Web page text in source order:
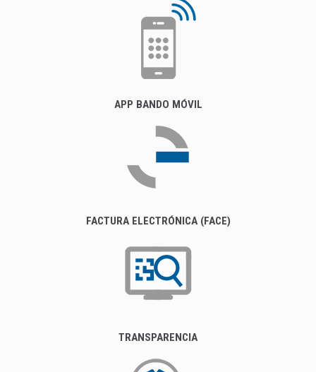
APP BANDO MÓVIL
FACTURA ELECTRÓNICA (FACE)
TRANSPARENCIA